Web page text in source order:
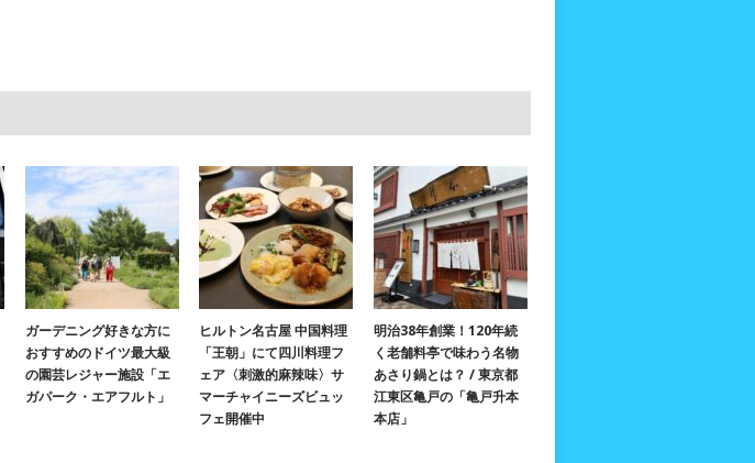
ガーデニング好きな方に
おすすめのドイツ最大級
の園芸レジャー施設「エ
ガパーク・エアフルト」
ヒルトン名古屋 中国料理
「王朝」にて四川料理フ
ェア〈刺激的麻辣味〉サ
マーチャイニーズビュッ
フェ開催中
明治38年創業！120年続
く老舗料亭で味わう名物
あさり鍋とは？ / 東京都
江東区亀戸の「亀戸升本
本店」